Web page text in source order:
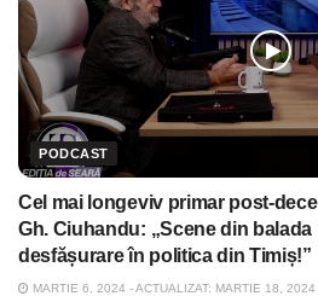
PODCAST
Cel mai longeviv primar post-
Gh. Ciuhandu: „Scene din balada
desfășurare în politica din Timiș!”
MARTIE 6, 2024 - ACTUALIZAT: MARTIE 18, 2024